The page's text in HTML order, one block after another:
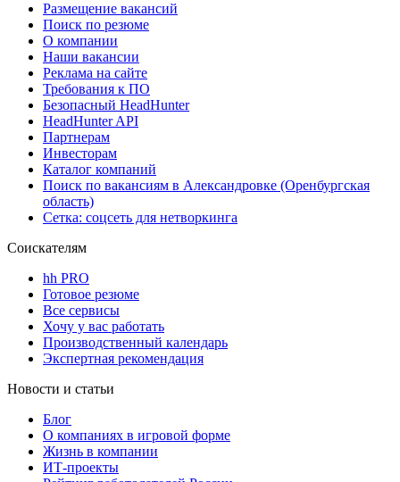
Размещение вакансий
Поиск по резюме
О компании
Наши вакансии
Реклама на сайте
Требования к ПО
Безопасный HeadHunter
HeadHunter API
Партнерам
Инвесторам
Каталог компаний
Поиск по вакансиям в Александровке (Оренбургская
область)
Сетка: соцсеть для нетворкинга
Соискателям
hh PRO
Готовое резюме
Все сервисы
Хочу у вас работать
Производственный календарь
Экспертная рекомендация
Новости и статьи
Блог
О компаниях в игровой форме
Жизнь в компании
ИТ-проекты